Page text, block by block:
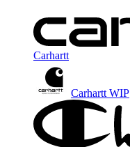
Carhartt
Carhartt WIP